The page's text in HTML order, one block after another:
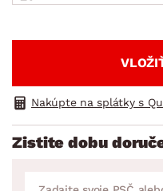
Nakúpte na splátky s
Zistite dobu